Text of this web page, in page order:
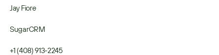
Jay Fiore
SugarCRM
+1 (408) 913-2245